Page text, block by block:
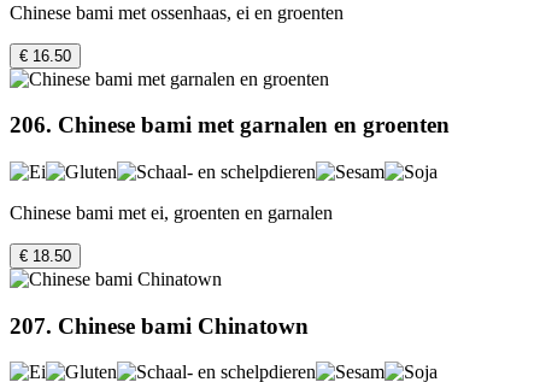
Chinese bami met ossenhaas, ei en groenten
€ 16.50
206. Chinese bami met garnalen en groenten
Chinese bami met ei, groenten en garnalen
€ 18.50
207. Chinese bami Chinatown